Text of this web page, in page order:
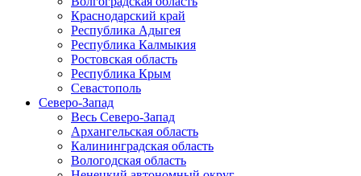
Краснодарский край
Республика Адыгея
Республика Калмыкия
Ростовская область
Республика Крым
Севастополь
Северо-Запад
Весь Северо-Запад
Архангельская область
Калининградская область
Вологодская область